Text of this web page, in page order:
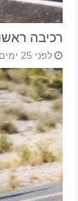
רכיבה
לפני 25 ימים